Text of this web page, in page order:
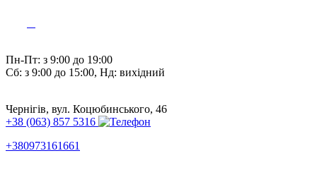
Пн-Пт: з 9:00 до 19:00
Сб: з 9:00 до 15:00, Нд: вихідний
Чернігів, вул. Коцюбинського, 46
+38 (063) 857 5316
+380973161661